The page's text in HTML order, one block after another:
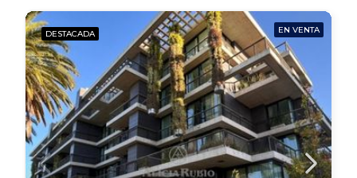
DESTACADA EN VENTA